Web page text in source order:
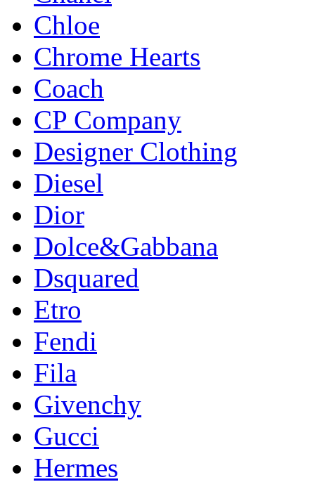
Chloe
Chrome Hearts
Coach
CP Company
Designer Clothing
Diesel
Dior
Dolce&Gabbana
Dsquared
Etro
Fendi
Fila
Givenchy
Gucci
Hermes